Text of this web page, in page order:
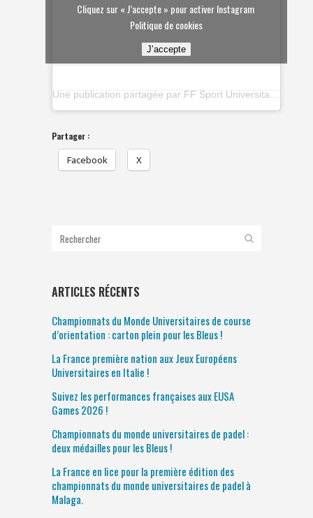
Cliquez sur « J’accepte » pour activer Instagram
Politique de cookies
J’accepte
Partager :
Facebook X
ARTICLES RÉCENTS
Championnats du Monde Universitaires de course
d’orientation : carton plein pour les Bleus !
La France première nation aux Jeux Européens
Universitaires en Italie !
Suivez les performances françaises aux EUSA
Games 2026 !
Championnats du monde universitaires de padel :
deux médailles pour les Bleus !
La France en lice pour la première édition des
championnats du monde universitaires de padel à
Malaga.